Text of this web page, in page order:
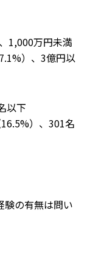
1,000万円未満
）、3億円以
以下
）、301名
験の有無は問い